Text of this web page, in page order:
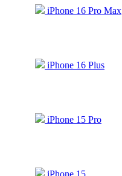
iPhone 16 Pro Max
iPhone 16 Plus
iPhone 15 Pro
iPhone 15